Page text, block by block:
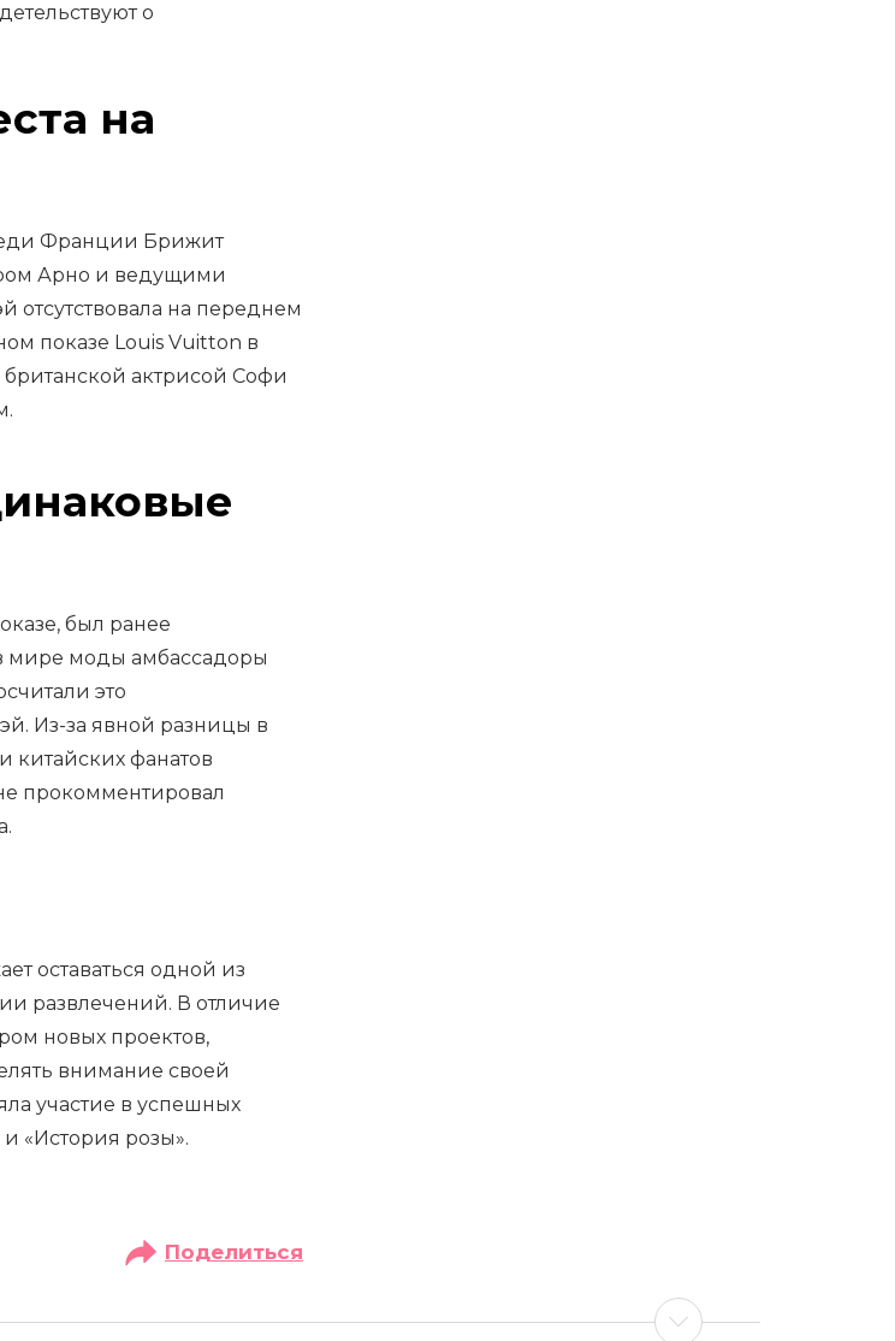
о
на
Франции Брижит
Арно и ведущими
на переднем
показе Louis Vuitton в
актрисой Софи
был ранее
мире моды амбассадоры
это
Из-за явной разницы в
фанатов
прокомментировал
оставаться одной из
развлечений. В отличие
новых проектов,
внимание своей
участие в успешных
«История розы».
Поделиться